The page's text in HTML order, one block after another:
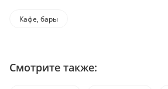
Кафе, бары
Смотрите также: